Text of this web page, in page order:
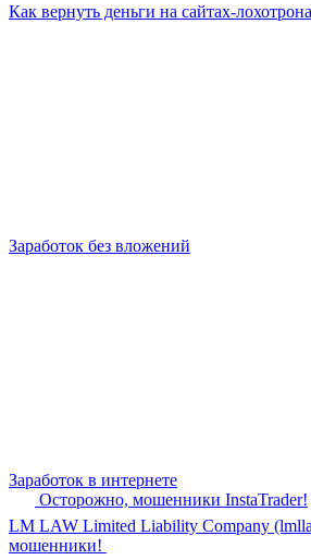
Как вернуть деньги на сайтах-
Заработок без вложений
Заработок в интернете
Осторожно, мошенники InstaTrader!
LM LAW Limited Liability Company
мошенники!